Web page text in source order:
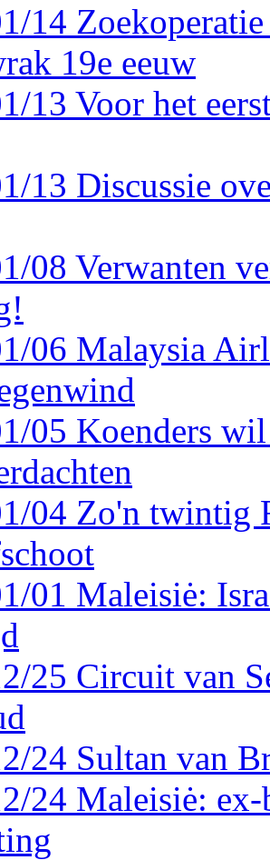
14
19e eeuw
13 Voor het
13 Discussie
08 Verwanten
06 Malaysia
05 Koenders
04 Zo'n twintig
01 Maleisiė:
25 Circuit van
24 Sultan van
24 Maleisiė: